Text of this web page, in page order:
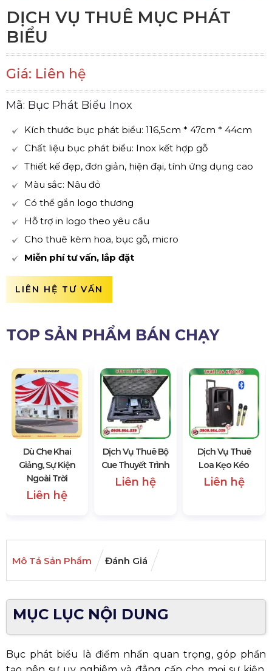
DỊCH VỤ THUÊ MỤC PHÁT
BIỂU
Giá: Liên hệ
Mã: Bục Phát Biểu Inox
Kích thước bục phát biểu: 116,5cm * 47cm * 44cm
Chất liệu bục phát biểu: Inox kết hợp gỗ
Thiết kế đẹp, đơn giản, hiện đại, tính ứng dụng cao
Màu sắc: Nâu đỏ
Có thể gắn logo thương
Hỗ trợ in logo theo yêu cầu
Cho thuê kèm hoa, bục gỗ, micro
Miễn phí tư vấn, lắp đặt
LIÊN HỆ TƯ VẤN
TOP SẢN PHẨM BÁN CHẠY
Dù Che Khai
Giảng, Sự Kiện
Ngoài Trời
Liên hệ
Dịch Vụ Thuê Bộ
Cue Thuyết Trình
Liên hệ
Dịch Vụ Thuê
Loa Kẹo Kéo
Liên hệ
Mô Tả Sản Phẩm Đánh Giá
MỤC LỤC NỘI DUNG
Bục phát biểu là điểm nhấn quan trọng, góp phần